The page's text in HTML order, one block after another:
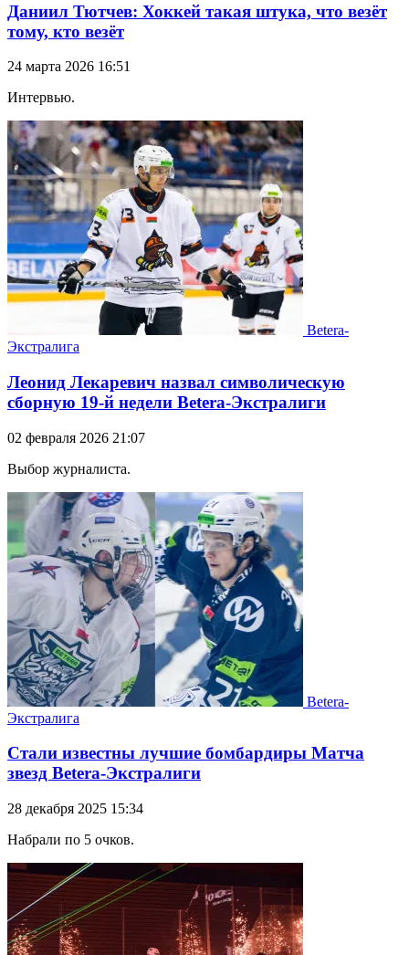
Даниил Тютчев: Хоккей такая штука, что везёт
тому, кто везёт
24 марта 2026 16:51
Интервью.
Betera-
Экстралига
Леонид Лекаревич назвал символическую
сборную 19-й недели Betera-Экстралиги
02 февраля 2026 21:07
Выбор журналиста.
Betera-
Экстралига
Стали известны лучшие бомбардиры Матча
звезд Betera-Экстралиги
28 декабря 2025 15:34
Набрали по 5 очков.